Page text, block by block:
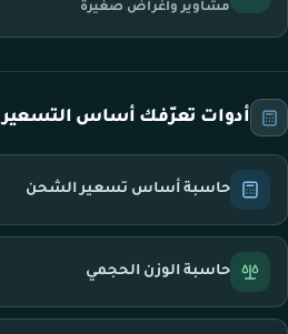
مشاوير وأغراض صغيرة
أدوات تعرّفك أساس التسعير
حاسبة أساس تسعير الشحن
حاسبة الوزن الحجمي